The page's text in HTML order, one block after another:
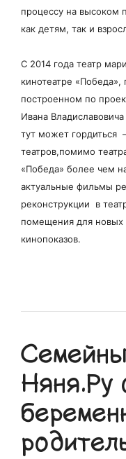
процессу на высоком
как детям, так и
С 2014 года театр
кинотеатре «Победа»,
построенном по
Ивана
тут может гордиться
театров,помимо
«Победа» более чем
актуальные фильмы
реконструкции в
помещения для новых
кинопоказов.
Няня.Ру